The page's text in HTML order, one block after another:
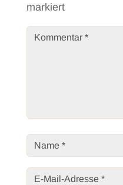
markiert